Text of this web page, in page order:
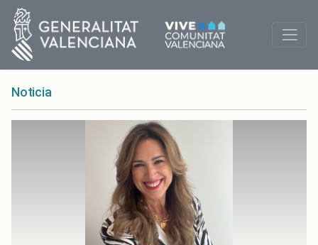
Noticia